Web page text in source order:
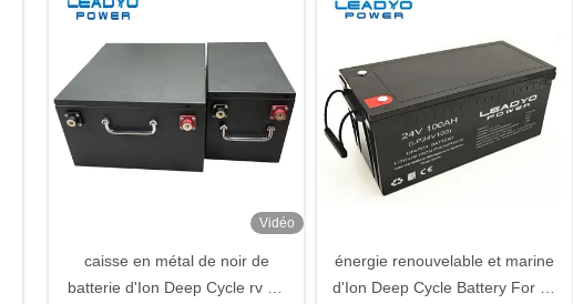
Vidéo
caisse en métal de noir de
batterie d'Ion Deep Cycle rv du
énergie renouvelable et marine
d'Ion Deep Cycle Battery For de